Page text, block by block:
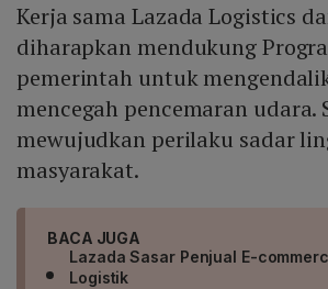
Kerja sama Lazada Logistics
diharapkan mendukung
pemerintah untuk
mencegah pencemaran udara.
mewujudkan perilaku sadar
masyarakat.
BACA JUGA
Lazada Sasar Penjual E-
Logistik